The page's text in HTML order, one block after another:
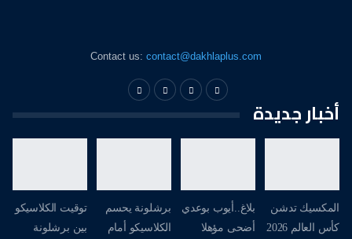
Contact us:contact@dakhlaplus.com
أخبار جديدة
المكسيك تدشن
كأس العالم 2026
بلاغ..أيوب بوعدي
أضحى مؤهلا
برشلونة يحسم
الكلاسيكو أمام
توقيت الكلاسيكو
بين برشلونة